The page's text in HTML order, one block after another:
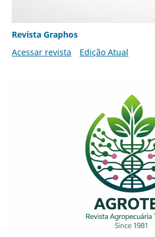
Revista Graphos
Acessar revista
Edição Atual